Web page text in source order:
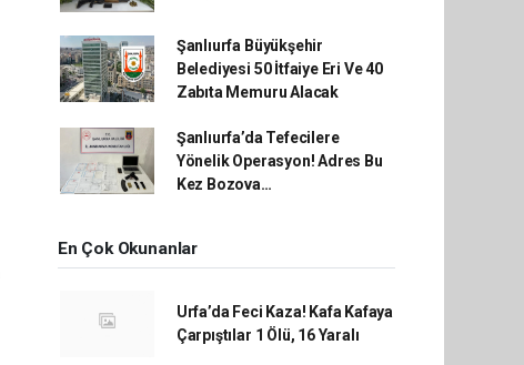
Şanlıurfa Büyükşehir
Belediyesi 50 İtfaiye Eri Ve 40
Zabıta Memuru Alacak
Şanlıurfa’da Tefecilere
Yönelik Operasyon! Adres Bu
Kez Bozova…
En Çok Okunanlar
Urfa’da Feci Kaza! Kafa Kafaya
Çarpıştılar 1 Ölü, 16 Yaralı